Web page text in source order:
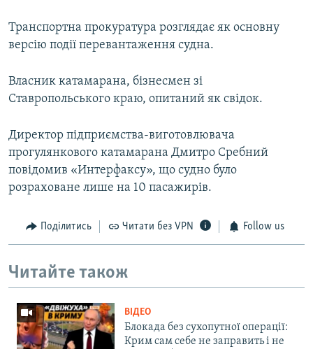
Транспортна прокуратура розглядає як основну
версію події перевантаження судна.
Власник катамарана, бізнесмен зі
Ставропольського краю, опитаний як свідок.
Директор підприємства-виготовлювача
прогулянкового катамарана Дмитро Сребний
повідомив «Интерфаксу», що судно було
розраховане лише на 10 пасажирів.
Поділитись Читати без VPN Follow us
Читайте також
ВІДЕО
Блокада без сухопутної операції:
Крим сам себе не заправить і не